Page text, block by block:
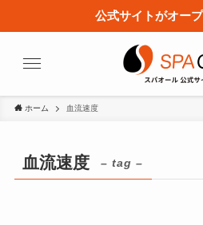
公式サイトがオー
ホーム 血流速度
血流速度 – tag –